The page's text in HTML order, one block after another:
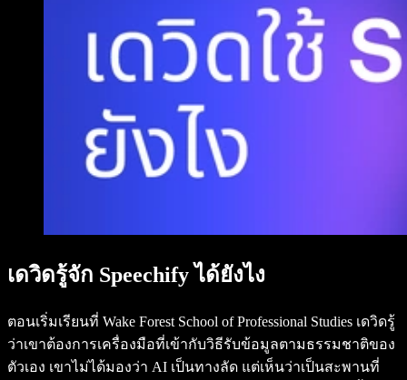
เดวิดรู้จัก Speechify ได้ยังไง
ตอนเริ่มเรียนที่ Wake Forest School of Professional Studies เดวิดรู้
ว่าเขาต้องการเครื่องมือที่เข้ากับวิธีรับข้อมูลตามธรรมชาติของ
ตัวเอง เขาไม่ได้มองว่า AI เป็นทางลัด แต่เห็นว่าเป็นสะพานที่